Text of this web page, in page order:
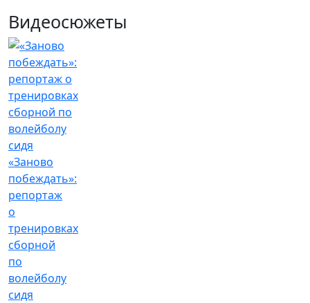
Видеосюжеты
«Заново
побеждать»:
репортаж
о
тренировках
сборной
по
волейболу
сидя